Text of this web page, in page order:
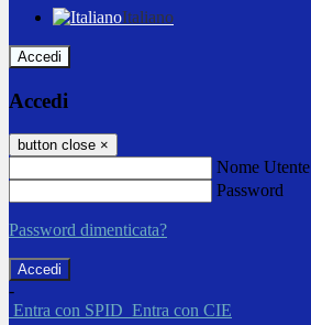
Italiano
Accedi
Accedi
button close ×
Nome Utente
Password
Password dimenticata?
-
Entra con SPID Entra con CIE